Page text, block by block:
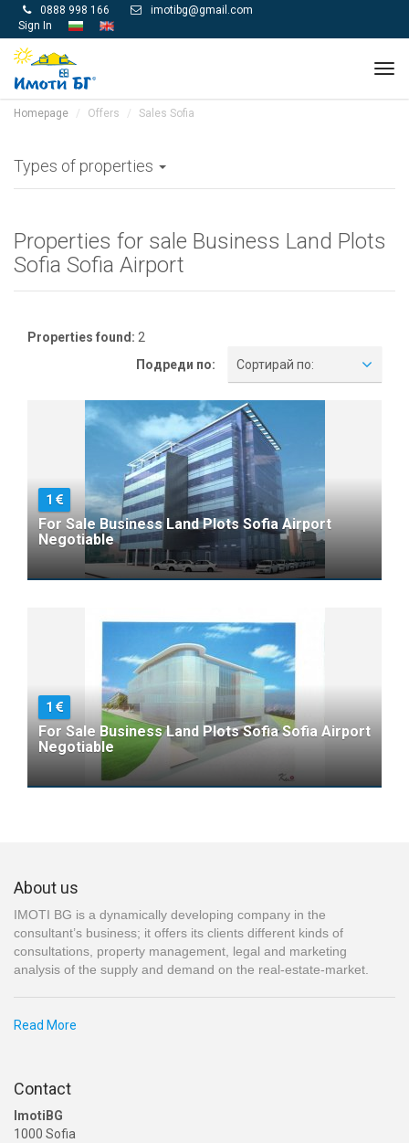
 0888 998 166 
imotibg@gmail.com
Sign In
Homepage Offers Sales Sofia
Types of properties
Properties for sale Business Land Plots
Sofia Sofia Airport
Properties found: 2
Подреди по:
Сортирай по:
1
For Sale Business Land Plots Sofia Airport
Negotiable
1
For Sale Business Land Plots Sofia Sofia Airport
Negotiable
About us
IMOTI BG is a dynamically developing company in the
consultant’s business; it offers its clients different kinds of
consultations, property management, legal and marketing
analysis of the supply and demand on the real-estate-market.
Read More
Contact
ImotiBG
1000 Sofia